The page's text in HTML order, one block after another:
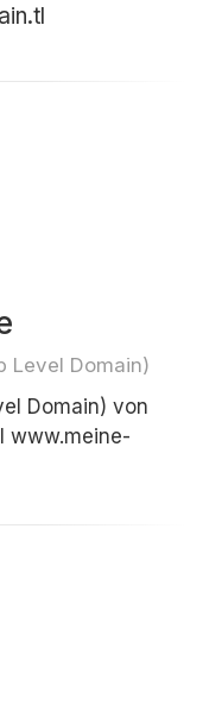
Level Domain)
Domain) von
www.meine-